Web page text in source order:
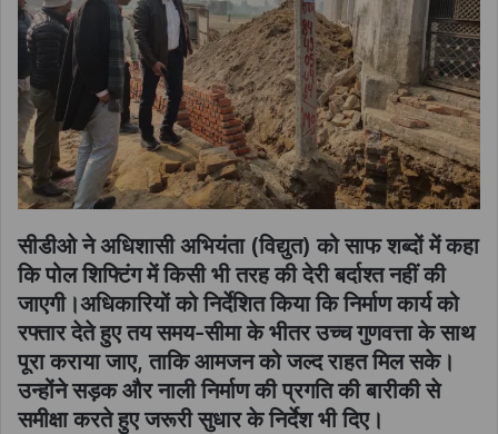
सीडीओ ने अधिशासी अभियंता (विद्युत) को साफ शब्दों में कहा
कि पोल शिफ्टिंग में किसी भी तरह की देरी बर्दाश्त नहीं की
जाएगी।अधिकारियों को निर्देशित किया कि निर्माण कार्य को
रफ्तार देते हुए तय समय-सीमा के भीतर उच्च गुणवत्ता के साथ
पूरा कराया जाए, ताकि आमजन को जल्द राहत मिल सके।
उन्होंने सड़क और नाली निर्माण की प्रगति की बारीकी से
समीक्षा करते हुए जरूरी सुधार के निर्देश भी दिए।